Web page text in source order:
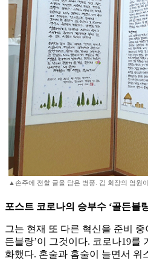
▲손주에 전할 글을 담은 병풍. 김 회장의 염원
포스트 코로나의 승부수 ‘골든블
그는 현재 또 다른 혁신을 준비
든블랑’이 그것이다. 코로나19를
화했다. 혼술과 홈술이 늘면서 위